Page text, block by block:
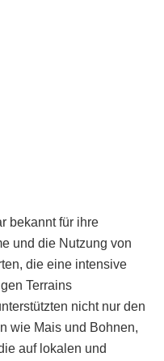
bekannt für ihre
und die Nutzung von
die eine intensive
Terrains
nicht nur den
wie Mais und Bohnen,
auf lokalen und